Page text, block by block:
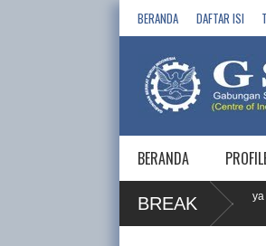
BERANDA DAFTAR ISI
BERANDA
BREAK
Buruh, PT KPI RU IV Cilacap dan 5 Vendornya